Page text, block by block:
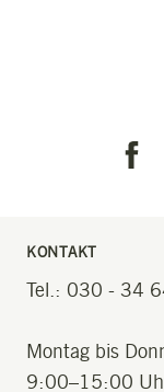
KONTAKT
Tel.: 030 - 34
Montag bis
9:00–15:00